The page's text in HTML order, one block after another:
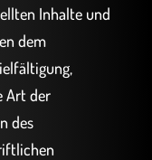
Inhalte und
dem
Art der
des